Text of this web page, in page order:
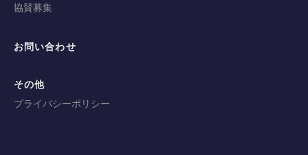
協賛募集
お問い合わせ
その他
プライバシーポリシー